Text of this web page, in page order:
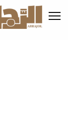
إلى
المحتوى